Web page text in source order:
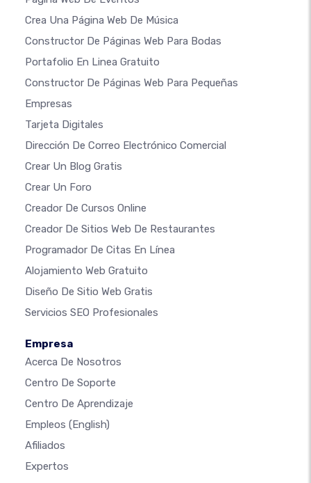
Crea Una Página Web De Música
Constructor De Páginas Web Para Bodas
Portafolio En Linea Gratuito
Constructor De Páginas Web Para Pequeñas
Empresas
Tarjeta Digitales
Dirección De Correo Electrónico Comercial
Crear Un Blog Gratis
Crear Un Foro
Creador De Cursos Online
Creador De Sitios Web De Restaurantes
Programador De Citas En Línea
Alojamiento Web Gratuito
Diseño De Sitio Web Gratis
Servicios SEO Profesionales
Empresa
Acerca De Nosotros
Centro De Soporte
Centro De Aprendizaje
Empleos (English)
Afiliados
Expertos